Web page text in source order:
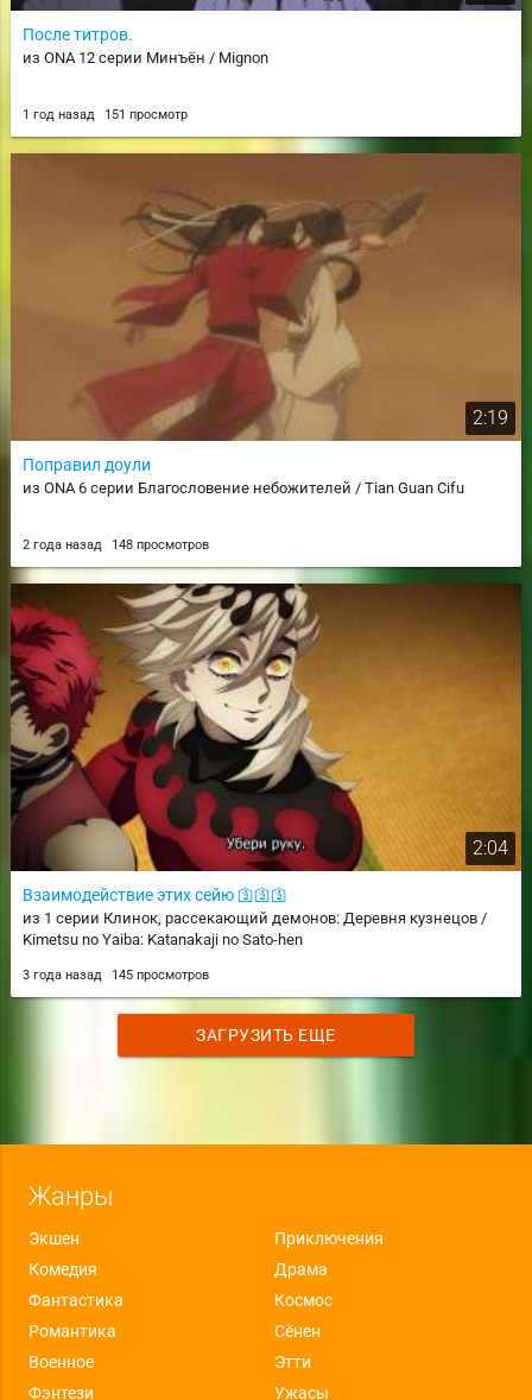
После титров.
из ONA 12 серии Минъён / Mignon
1 год назад 151 просмотр
2:19
Поправил доули
из ONA 6 серии Благословение небожителей / Tian Guan Cifu
2 года назад 148 просмотров
2:04
Взаимодействие этих сейю 🛐🛐🛐
из 1 серии Клинок, рассекающий демонов: Деревня кузнецов /
Kimetsu no Yaiba: Katanakaji no Sato-hen
3 года назад 145 просмотров
ЗАГРУЗИТЬ ЕЩЕ
Жанры
Экшен
Приключения
Комедия
Драма
Фантастика
Космос
Романтика
Сёнен
Военное
Этти
Фэнтези
Ужасы